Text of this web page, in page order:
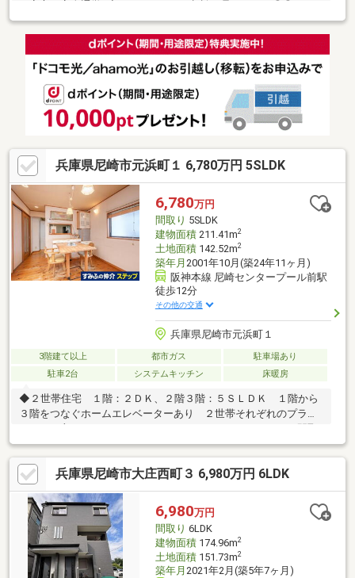
ォーム◎◎・クロス貼替・ハウスクリーニングはお引渡しまでに
完了します♪■□■周辺環境■□■ファミリーマート 尼崎大庄中通店ま
で徒歩５分スーパーマルハチ 大庄店まで徒歩５分水明公園まで徒
歩６分コープ大庄まで徒歩７分ローソン 尼崎大庄西町三丁目店ま
分◇大庄小学校まで徒歩３分
兵庫県尼崎市元浜町１ 6,780万円 5SLDK
6,780万円
間取り 5SLDK
建物面積211.41m2
土地面積142.52m2
築年月 2001年10月(築24年11ヶ月)
阪神本線 尼崎センタープール前駅
徒歩12分
その他の交通
兵庫県尼崎市元浜町１
3階建て以上 都市ガス
駐車場あり
駐車2台
システムキッチン 床暖房
◆２世帯住宅 １階：２ＤＫ、２階３階：５ＳＬＤＫ １階から
３階をつなぐホームエレベーターあり ２世帯それぞれのプライ
バシーが守られながらも コミュニケーションがとりやすい間取
りです！◆駐車場２台分あり（※車種による）◆土地面積：４
３．１１坪（１４２．５２㎡）◆建物面積：２１１．４１㎡◆南
向きバルコニー◆収納充実 １階シャッター付物置・居室収納・
ＷＩＣ 廊下収納・納戸収納 他【充実の設備】・Ｌ型対面キ
ッチン・３口ガスコンロ・食器洗乾燥機・床暖房・ホームエレベ
ーター・モニター付きインターホン・南向きバルコニー（２階・
３階） 他
兵庫県尼崎市大庄西町３ 6,980万円 6LDK
6,980万円
間取り 6LDK
建物面積174.96m2
土地面積151.73m2
築年月 2021年2月(築5年7ヶ月)